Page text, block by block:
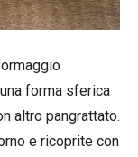
forma sferica
altro pangrattato.
e ricoprite con